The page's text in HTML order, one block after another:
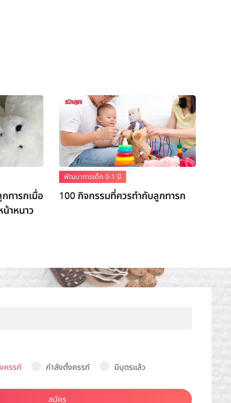
ทารกเมื่อ
าหนาว
พัฒนาการเด็ก 0-1 ปี
100 กิจกรรมที่ควรทำกับลูกทารก
ครรภ์
กำลังตั้งครรภ์ มีบุตรแล้ว
สมัคร